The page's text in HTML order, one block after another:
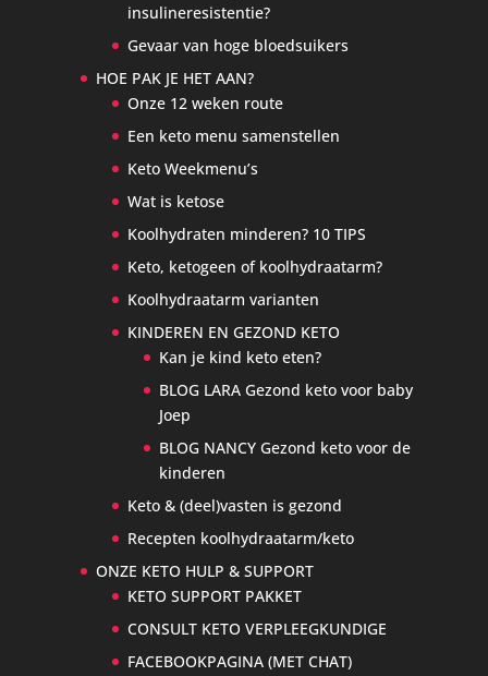
insulineresistentie?
Gevaar van hoge bloedsuikers
HOE PAK JE HET AAN?
Onze 12 weken route
Een keto menu samenstellen
Keto Weekmenu’s
Wat is ketose
Koolhydraten minderen? 10 TIPS
Keto, ketogeen of koolhydraatarm?
Koolhydraatarm varianten
KINDEREN EN GEZOND KETO
Kan je kind keto eten?
BLOG LARA Gezond keto voor baby
Joep
BLOG NANCY Gezond keto voor de
kinderen
Keto & (deel)vasten is gezond
Recepten koolhydraatarm/keto
ONZE KETO HULP & SUPPORT
KETO SUPPORT PAKKET
CONSULT KETO VERPLEEGKUNDIGE
FACEBOOKPAGINA (MET CHAT)